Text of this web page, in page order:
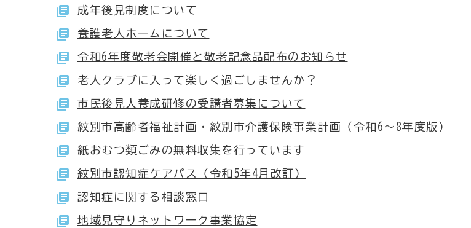
成年後見制度について
養護老人ホームについて
令和6年度敬老会開催と敬老記念品配布のお知らせ
老人クラブに入って楽しく過ごしませんか？
市民後見人養成研修の受講者募集について
紋別市高齢者福祉計画・紋別市介護保険事業計画（令和6～8年度版）
紙おむつ類ごみの無料収集を行っています
紋別市認知症ケアパス（令和5年4月改訂）
認知症に関する相談窓口
地域見守りネットワーク事業協定